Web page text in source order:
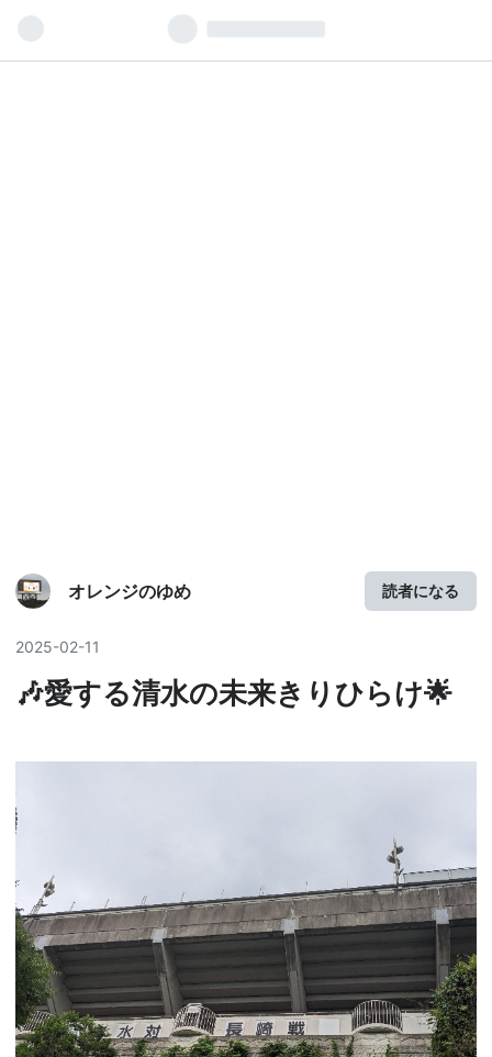
オレンジのゆめ 読者になる
2025-02-11
🎶愛する清水の未来きりひらけ🌟